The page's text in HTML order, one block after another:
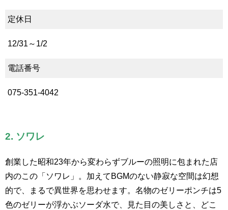
定休日
12/31～1/2
電話番号
075-351-4042
2. ソワレ
創業した昭和23年から変わらずブルーの照明に包まれた店
内のこの「ソワレ」。加えてBGMのない静寂な空間は幻想
的で、まるで異世界を思わせます。名物のゼリーポンチは5
色のゼリーが浮かぶソーダ水で、見た目の美しさと、どこ